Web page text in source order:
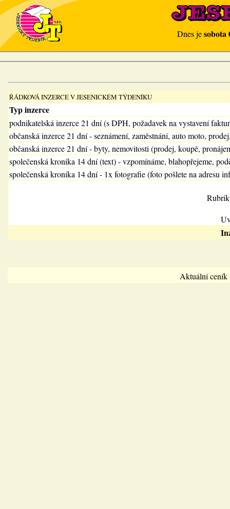
Dnes jesobota
ŘÁDKOVÁ INZERCE V JESENICKÉM TÝDENÍKU
Typ inzerce
podnikatelská inzerce 21 dní (s DPH, požadavek na vystavení
občanská inzerce 21 dní - seznámení, zaměstnání, auto moto,
občanská inzerce 21 dní - byty, nemovitosti (prodej, koupě,
společenská kronika 14 dní (text) - vzpomínáme, blahopřejeme,
společenská kronika 14 dní - 1x fotografie (foto pošlete na adresu
Aktuální ceník